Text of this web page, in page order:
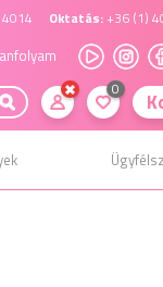
Oktatás: +36 (1)
0